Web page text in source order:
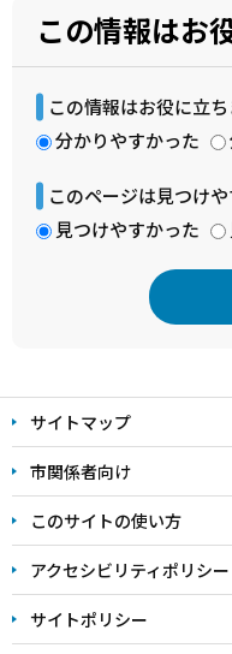
この情報はお
この情報はお役に立
分かりやすかった
このページは見つけ
見つけやすかった
文
こ
こ
ま
で
サイトマップ
市関係者向け
このサイトの使い方
アクセシビリティポリシー
サイトポリシー